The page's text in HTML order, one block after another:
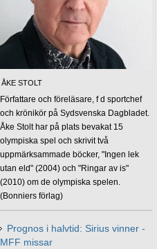
ÅKE STOLT
Författare och föreläsare, f d sportchef
och krönikör på Sydsvenska Dagbladet.
Åke Stolt har på plats bevakat 15
olympiska spel och skrivit två
uppmärksammade böcker, "Ingen lek
utan eld" (2004) och "Ringar av is"
(2010) om de olympiska spelen.
(Bonniers förlag)
Prognos i halvtid: Sirius vinner -
MFF missar